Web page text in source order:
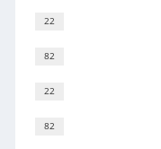
22
82
22
82